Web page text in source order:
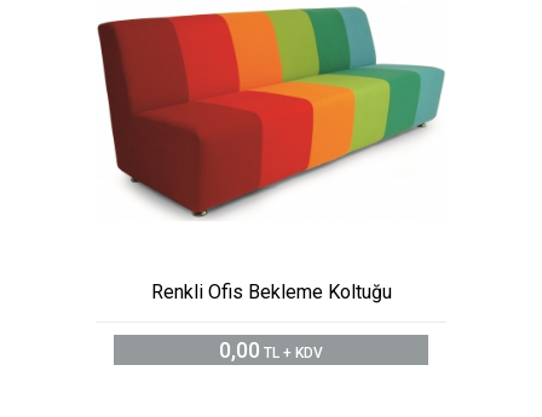
Renkli Ofis Bekleme Koltuğu
0,00 TL + KDV